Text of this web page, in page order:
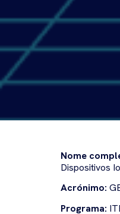
Nome
Dispositivos
Acrónimo:
Programa: